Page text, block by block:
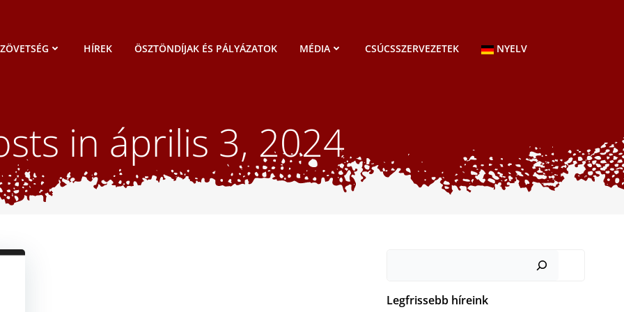
HÍREK ÖSZTÖNDÍJAK ÉS PÁLYÁZATOK MÉDIA CSÚCSSZERVEZETEK NYELV
in április 3, 2024
Legfrissebb híreink